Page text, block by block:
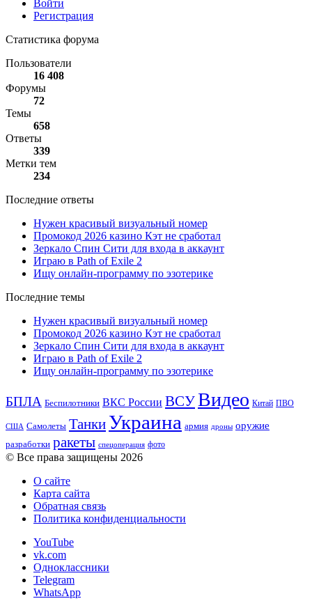
Войти
Регистрация
Статистика форума
Пользователи
16 408
Форумы
72
Темы
658
Ответы
339
Метки тем
234
Последние ответы
Нужен красивый визуальный номер
Промокод 2026 казино Кэт не сработал
Зеркало Спин Сити для входа в аккаунт
Играю в Path of Exile 2
Ищу онлайн-программу по эзотерике
Последние темы
Нужен красивый визуальный номер
Промокод 2026 казино Кэт не сработал
Зеркало Спин Сити для входа в аккаунт
Играю в Path of Exile 2
Ищу онлайн-программу по эзотерике
БПЛА Беспилотники ВКС России ВСУВидео Китай ПВО
США Самолеты Танки Украина армия дроны оружие
разработки ракеты спецоперация фото
© Все права защищены 2026
О сайте
Карта сайта
Обратная связь
Политика конфиденциальности
YouTube
vk.com
Одноклассники
Telegram
WhatsApp